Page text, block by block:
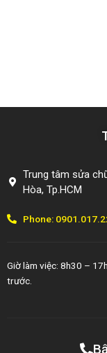
Trung tâm sửa
Hòa, Tp.HCM
Phone:
Giờ làm việc: 8h30 –
trước.
Copyright ©